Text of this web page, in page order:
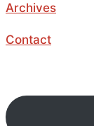
Archives
Contact